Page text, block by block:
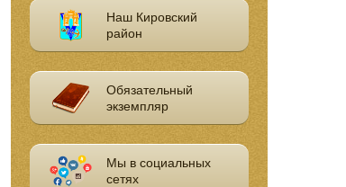
Наш Кировский
район
Обязательный
экземпляр
Мы в социальных
сетях